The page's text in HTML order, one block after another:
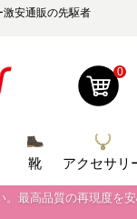
激安通販の先駆者
0
靴
アクセサリ